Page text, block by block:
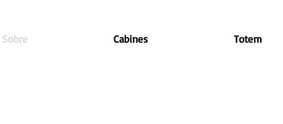
Sobre Cabines Totem